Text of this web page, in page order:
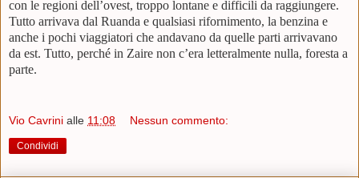
con le regioni dell’ovest, troppo lontane e difficili da raggiungere.
Tutto arrivava dal Ruanda e qualsiasi rifornimento, la benzina e
anche i pochi viaggiatori che andavano da quelle parti arrivavano
da est. Tutto, perché in Zaire non c’era letteralmente nulla, foresta a
parte.
Vio Cavrini alle 11:08 Nessun commento:
Condividi